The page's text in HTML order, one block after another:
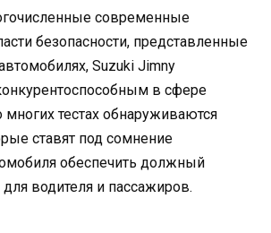
современные
безопасности, представленные
Suzuki Jimny
в сфере
многих тестах обнаруживаются
ставят под сомнение
обеспечить должный
водителя и пассажиров.